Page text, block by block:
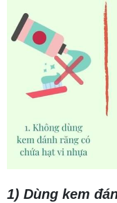
1) Dùng kem